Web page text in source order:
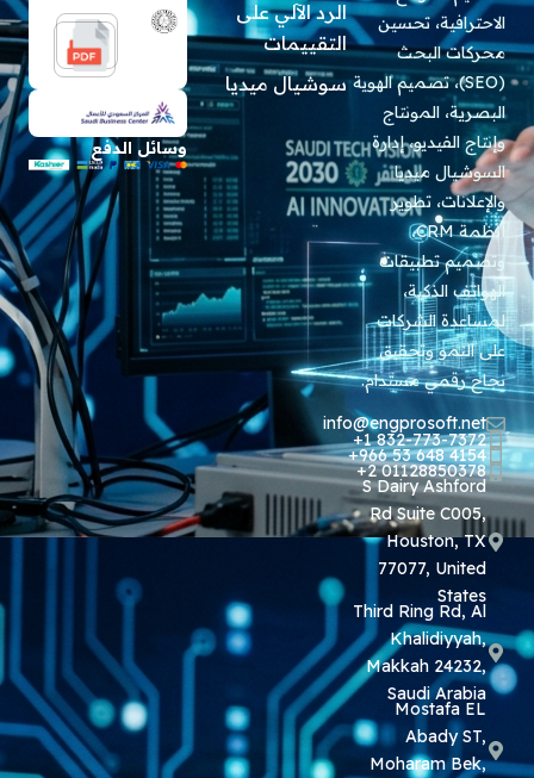
الاحترافية، تحسين
محركات البحث
(SEO)، تصميم الهوية
البصرية، المونتاج
وإنتاج الفيديو، إدارة
السوشيال ميديا
والإعلانات، تطوير
أنظمة CRM،
وتصميم تطبيقات
الهواتف الذكية،
لمساعدة الشركات
على النمو وتحقيق
نجاح رقمي مستدام.
info@engprosoft.net
+1 832-773-7372
+966 53 648 4154
+2 01128850378
S Dairy Ashford
Rd Suite C005,
Houston, TX
77077, United
States
Third Ring Rd, Al
Khalidiyyah,
Makkah 24232,
Saudi Arabia
Mostafa EL
Abady ST,
Moharam Bek,
الرد الآلي على
التقييمات
سوشيال ميديا
وسائل الدفع